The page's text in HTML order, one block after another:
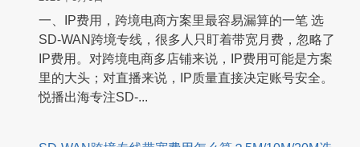
一、IP费用，跨境电商方案里最容易漏算的一笔 选
SD-WAN跨境专线，很多人只盯着带宽月费，忽略了
IP费用。对跨境电商多店铺来说，IP费用可能是方案
里的大头；对直播来说，IP质量直接决定账号安全。
悦播出海专注SD-...